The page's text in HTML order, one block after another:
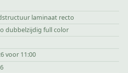
laminaat recto
dubbelzijdig full color
voor 11:00